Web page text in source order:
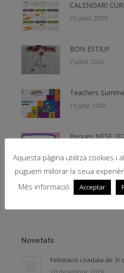
CALENDARI
29 juliol, 2026
BON ESTIU!!
7 juliol, 2026
Teachers
19 juny, 2026
Beques NESE
PICNIC de
8 juny, 2026
Novetats
Felicitació i nadala de 1r
Aquesta pàgina utilitza cookies i
puguem millorar la seua
Més informació.
Acceptar